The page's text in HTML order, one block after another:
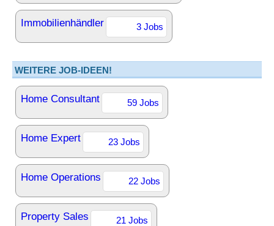
Immobilienhändler 3 Jobs
WEITERE JOB-IDEEN!
Home Consultant 59 Jobs
Home Expert 23 Jobs
Home Operations 22 Jobs
Property Sales 21 Jobs